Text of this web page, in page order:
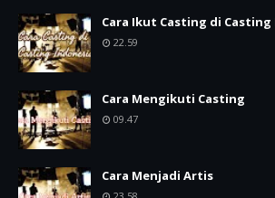
Cara Ikut Casting di
22.59
Cara Mengikuti Casting
09.47
Cara Menjadi Artis